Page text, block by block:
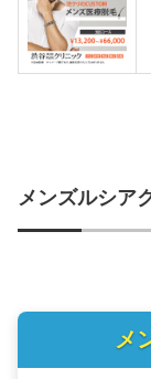
メンズルシア
メ